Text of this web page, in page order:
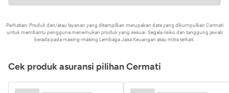
Perhatian: Produk dan/atau layanan yang ditampilkan merupakan data yang dikumpulkan Cermati
untuk membantu pengguna menemukan produk yang sesuai. Segala risiko dan tanggung jawab
berada pada masing-masing Lembaga Jasa Keuangan atau mitra terkait.
Cek produk asuransi pilihan Cermati